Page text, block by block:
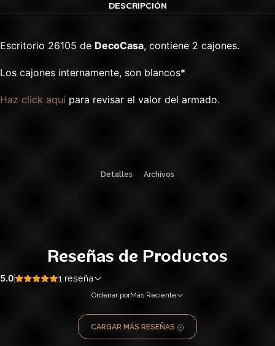
DESCRIPCIÓN
Escritorio 26105 de DecoCasa, contiene 2 cajones.
Los cajones internamente, son blancos*
Haz click aquí para revisar el valor del armado.
Detalles Archivos
Reseñas de Productos
5.0 1 reseña
Ordenar porMás Reciente
CARGAR MÁS RESEÑAS